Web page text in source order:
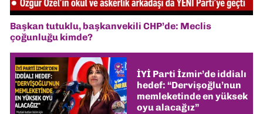
Başkan tutuklu, başkanvekili CHP’de: Meclis
çoğunluğu kimde?
İYİ Parti İzmir’de iddialı
hedef: “Dervişoğlu’nun
memleketinde en yüksek
oyu alacağız”